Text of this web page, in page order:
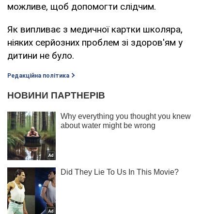
можливе, щоб допомогти слідчим.
Як випливає з медичної картки школяра,
ніяких серйозних проблем зі здоров'ям у
дитини не було.
Редакційна політика